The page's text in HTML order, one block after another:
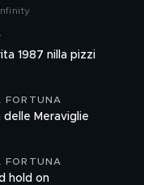
1987 nilla pizzi
FORTUNA
delle Meraviglie
FORTUNA
hold on